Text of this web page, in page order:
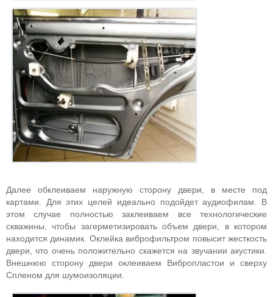
Далее обклеиваем наружную сторону двери, в месте под
картами. Для этих целей идеально подойдет аудиофилам. В
этом случае полностью заклеиваем все технологические
скважины, чтобы загерметизировать объем двери, в котором
находится динамик. Оклейка виброфильтром повысит жесткость
двери, что очень положительно скажется на звучании акустики.
Внешнюю сторону двери оклеиваем Вибропластои и сверху
Спленом для шумоизоляции.